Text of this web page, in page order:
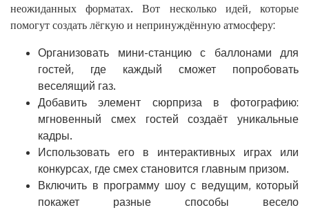
неожиданных форматах. Вот несколько идей, которые
помогут создать лёгкую и непринуждённую атмосферу:
Организовать мини-станцию с баллонами для
гостей, где каждый сможет попробовать
веселящий газ.
Добавить элемент сюрприза в фотографию:
мгновенный смех гостей создаёт уникальные
кадры.
Использовать его в интерактивных играх или
конкурсах, где смех становится главным призом.
Включить в программу шоу с ведущим, который
покажет разные способы весело